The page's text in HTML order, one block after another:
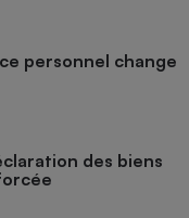
personnel change
des biens